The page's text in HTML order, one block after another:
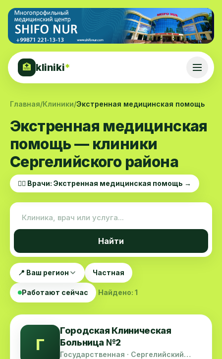
🏥 kliniki*
Главная/Клиники/Экстренная медицинская помощь
Экстренная медицинская
помощь — клиники
Сергелийского района
👨‍⚕️ Врачи: Экстренная медицинская помощь →
Найти
📍 Ваш регион Частная
Работают сейчас Найдено: 1
Г
Городская Клиническая
Больница №2
Государственная · Сергелийский